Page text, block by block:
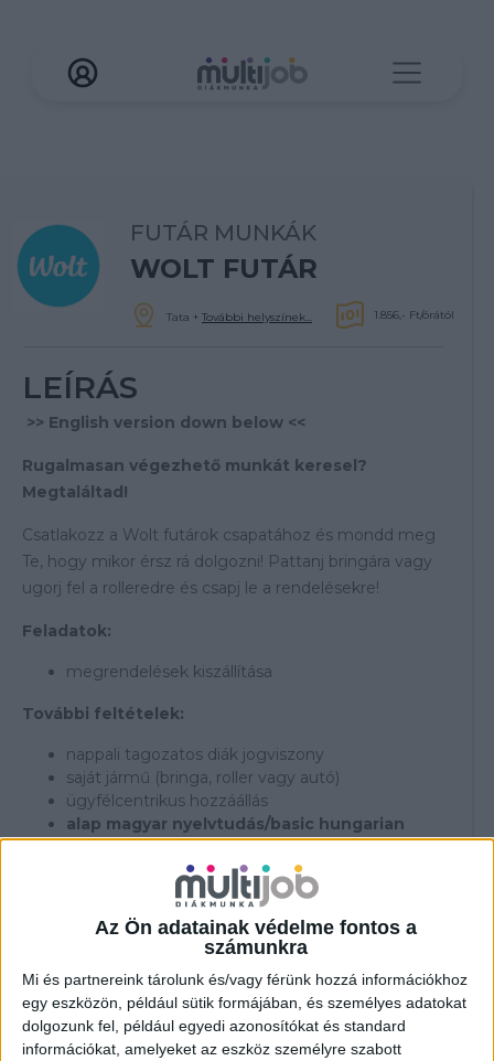
Az Ön adatainak védelme fontos a
számunkra
Mi és partnereink tárolunk és/vagy férünk hozzá információkhoz
egy eszközön, például sütik formájában, és személyes adatokat
dolgozunk fel, például egyedi azonosítókat és standard
információkat, amelyeket az eszköz személyre szabott
FUTÁR MUNKÁK
WOLT FUTÁR
Tata + További helyszínek... 1.856,- Ft/órától
LEÍRÁS
>> English version down below <<
Rugalmasan végezhető munkát keresel?
Megtaláltad!
Csatlakozz a Wolt futárok csapatához és mondd meg
Te, hogy mikor érsz rá dolgozni! Pattanj bringára vagy
ugorj fel a rolleredre és csapj le a rendelésekre!
Feladatok:
megrendelések kiszállítása
További feltételek:
nappali tagozatos diák jogviszony
saját jármű (bringa, roller vagy autó)
ügyfélcentrikus hozzáállás
alap magyar nyelvtudás/basic hungarian
knowledge
Átlagosan elérhető órabér:
br. 2.022-5.482,- Ft/óra (tájékoztató jellegű)
---------------------------------
English version
Are you looking for a flexible job? We got you!